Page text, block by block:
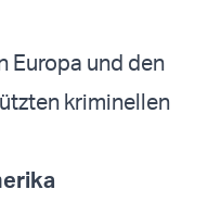
Europa und den
kriminellen